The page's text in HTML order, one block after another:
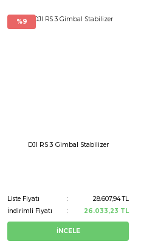
%9
DJI RS 3 Gimbal Stabilizer
Liste Fiyatı
28.607,94 TL
İndirimli Fiyatı
26.033,23 TL
İNCELE